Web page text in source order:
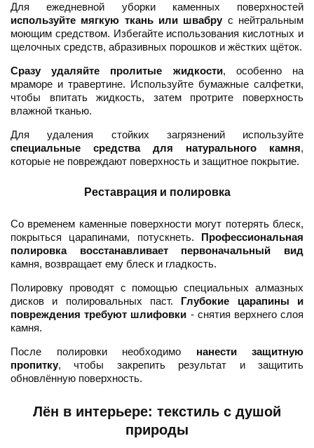
Для ежедневной уборки каменных поверхностей
используйте мягкую ткань или швабру с нейтральным
моющим средством. Избегайте использования кислотных и
щелочных средств, абразивных порошков и жёстких щёток.
Сразу удаляйте пролитые жидкости, особенно на
мраморе и травертине. Используйте бумажные салфетки,
чтобы впитать жидкость, затем протрите поверхность
влажной тканью.
Для удаления стойких загрязнений используйте
специальные средства для натурального камня,
которые не повреждают поверхность и защитное покрытие.
Реставрация и полировка
Со временем каменные поверхности могут потерять блеск,
покрыться царапинами, потускнеть. Профессиональная
полировка восстанавливает первоначальный вид
камня, возвращает ему блеск и гладкость.
Полировку проводят с помощью специальных алмазных
дисков и полировальных паст. Глубокие царапины и
повреждения требуют шлифовки - снятия верхнего слоя
камня.
После полировки необходимо нанести защитную
пропитку, чтобы закрепить результат и защитить
обновлённую поверхность.
Лён в интерьере: текстиль с душой
природы